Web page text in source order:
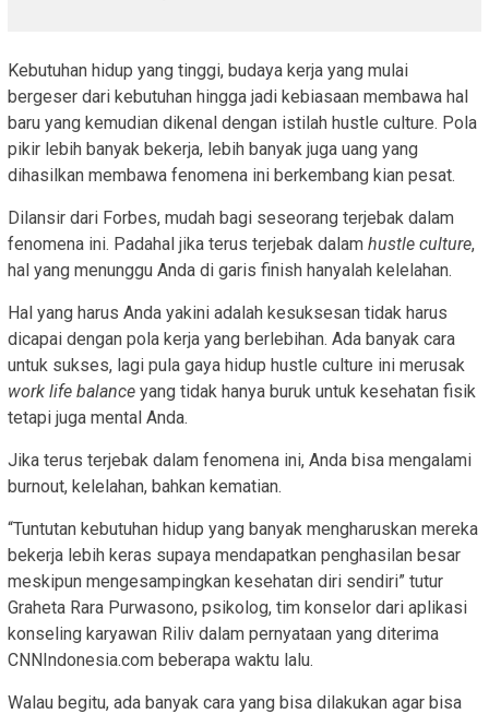
Kebutuhan hidup yang tinggi, budaya kerja yang mulai
bergeser dari kebutuhan hingga jadi kebiasaan membawa hal
baru yang kemudian dikenal dengan istilah hustle culture. Pola
pikir lebih banyak bekerja, lebih banyak juga uang yang
dihasilkan membawa fenomena ini berkembang kian pesat.
Dilansir dari Forbes, mudah bagi seseorang terjebak dalam
fenomena ini. Padahal jika terus terjebak dalam hustle culture,
hal yang menunggu Anda di garis finish hanyalah kelelahan.
Hal yang harus Anda yakini adalah kesuksesan tidak harus
dicapai dengan pola kerja yang berlebihan. Ada banyak cara
untuk sukses, lagi pula gaya hidup hustle culture ini merusak
work life balance yang tidak hanya buruk untuk kesehatan fisik
tetapi juga mental Anda.
Jika terus terjebak dalam fenomena ini, Anda bisa mengalami
burnout, kelelahan, bahkan kematian.
“Tuntutan kebutuhan hidup yang banyak mengharuskan mereka
bekerja lebih keras supaya mendapatkan penghasilan besar
meskipun mengesampingkan kesehatan diri sendiri” tutur
Graheta Rara Purwasono, psikolog, tim konselor dari aplikasi
konseling karyawan Riliv dalam pernyataan yang diterima
CNNIndonesia.com beberapa waktu lalu.
Walau begitu, ada banyak cara yang bisa dilakukan agar bisa